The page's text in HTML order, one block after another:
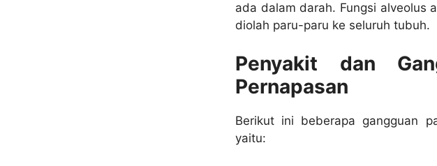
ada dalam darah. Fungsi alveolus
diolah paru-paru ke seluruh tubuh.
Penyakit dan
Pernapasan
Berikut ini beberapa gangguan
yaitu: